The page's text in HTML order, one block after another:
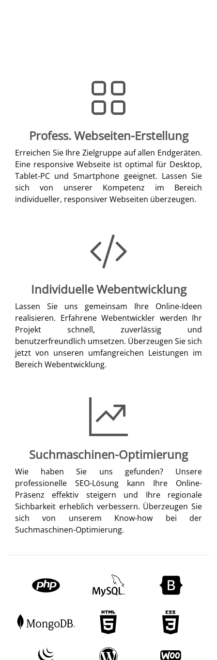
Profess. Webseiten-Erstellung
Erreichen Sie Ihre Zielgruppe auf allen Endgeräten.
Eine responsive Webseite ist optimal für Desktop,
Tablet-PC und Smartphone geeignet. Lassen Sie
sich von unserer Kompetenz im Bereich
individueller, responsiver Webseiten überzeugen.
Individuelle Webentwicklung
Lassen Sie uns gemeinsam Ihre Online-Ideen
realisieren. Erfahrene Webentwickler werden Ihr
Projekt schnell, zuverlässig und
benutzerfreundlich umsetzen. Überzeugen Sie sich
jetzt von unseren umfangreichen Leistungen im
Bereich Webentwicklung.
Suchmaschinen-Optimierung
Wie haben Sie uns gefunden? Unsere
professionelle SEO-Lösung kann Ihre Online-
Präsenz effektiv steigern und Ihre regionale
Sichbarkeit erheblich verbessern. Überzeugen Sie
sich von unserem Know-how bei der
Suchmaschinen-Optimierung.